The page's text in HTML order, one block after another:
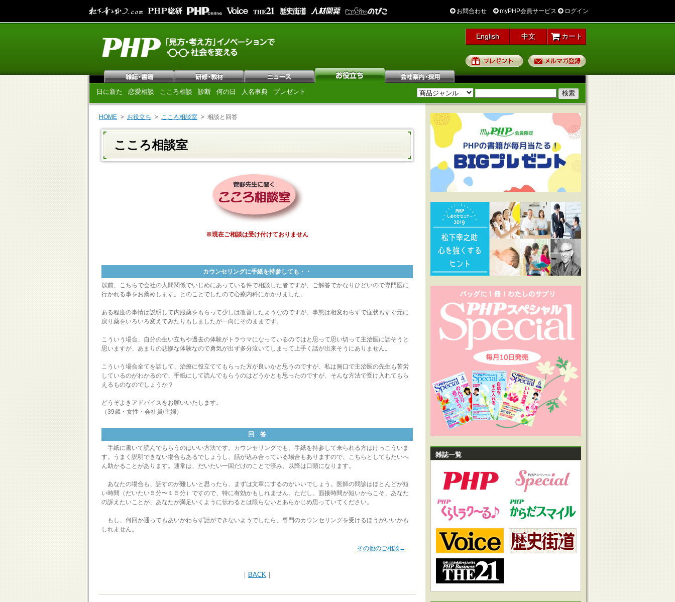
お問合わせ myPHP会員サービス ログイン
English 中文 カート
プレゼント
日に新た 恋愛相談 こころ相談 診断 何の日 人名事典 プレゼント
HOME お役立ち こころ相談室 相談と回答
こころ相談室
※現在ご相談は受け付けておりません
カウンセリングに手紙を持参しても・・
以前、こちらで会社の人間関係でいじめにあっている件で相談した者ですが、ご解答でかなりひどいので専門医に
行かれる事をお薦めします。とのことでしたので心療内科にかかりました。
ある程度の事情は説明して内服薬をもらって少しは改善したようなのですが、事態は相変わらずで症状もすぐ元に
戻り薬をいろいろ変えてみたりもしましたが一向にそのままです。
こういう場合、自分の生い立ちや過去の体験がトラウマになっているのではと思って思い切って主治医に話そうと
思いますが、あまりの悲惨な体験なので勇気が出ず多分泣いてしまって上手く話が出来そうにありません。
こういう場合全てを話して、治療に役立ててもらった方が良いかと思うのですが、私は無口で主治医の先生も苦労
しているのがわかるので、手紙にして読んでもらうのはどうかとも思ったのですが、そんな方法で受け入れてもら
えるものなのでしょうか？
どうぞよきアドバイスをお願いいたします。
（39歳・女性・会社員/主婦）
回 答
手紙に書いて読んでもらうのはいい方法です。カウンセリングでも、手紙を持参して来られる方はけっこういま
す。うまく説明できない場合もあるでしょうし、話が込み合っている場合もありますので、こちらとしてもたいへ
ん助かることがあります。通常は、だいたい一回だけのことで済み、以降は口頭になります。
あなたの場合も、話すのが難しいと思ったら、まずは文章にするのがいいでしょう。医師の問診はほとんどが短
い時間（だいたい５分〜１５分）ですので、特に有効かもしれません。ただし、面接時間が短いからこそ、あなた
の訴えたいことが、あなたが満足いくように伝わるとは限らないとあらかじめ思っていてください。
もし、何回か通ってもあいかわらず話ができないようでしたら、専門のカウンセリングを受けるほうがいいかも
しれません。
その他のご相談→
｜ BACK ｜
雑誌一覧